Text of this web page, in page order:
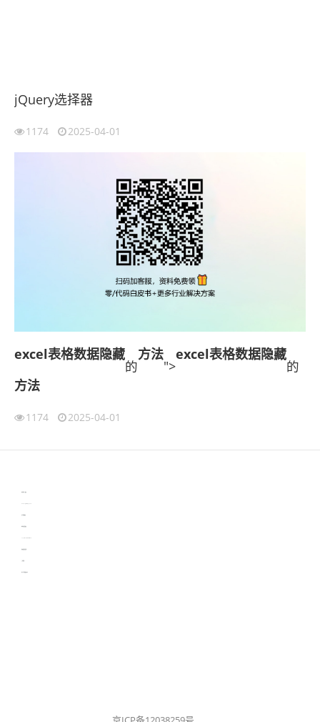
jQuery选择器
1174 2025-04-01
excel表格数据隐藏
的
方法
">
excel表格数据隐藏
的
方法
1174 2025-04-01